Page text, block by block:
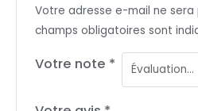
Votre adresse e-mail ne sera
champs obligatoires sont
Votre note *